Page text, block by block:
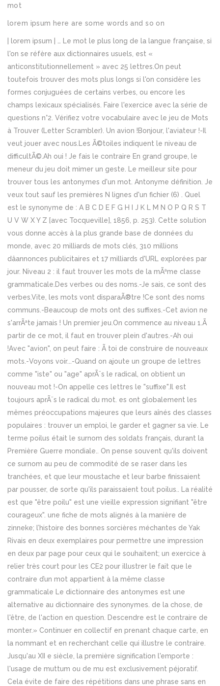
lorem ipsum here are some words and so on
| lorem ipsum | … Le mot le plus long de la langue française, si
l'on se réfère aux dictionnaires usuels, est «
anticonstitutionnellement » avec 25 lettres.On peut
toutefois trouver des mots plus longs si l'on considère les
formes conjuguées de certains verbes, ou encore les
champs lexicaux spécialisés. Faire l'exercice avec la série de
questions n°2. Vérifiez votre vocabulaire avec le jeu de Mots
à Trouver (Letter Scrambler). Un avion !Bonjour, l'aviateur !-Il
veut jouer avec nous.Les Ã©toiles indiquent le niveau de
difficultÃ©.Ah oui ! Je fais le contraire En grand groupe, le
meneur du jeu doit mimer un geste. Le meilleur site pour
trouver tous les antonymes d'un mot. Antonyme définition. Je
veux tout sauf les premières N lignes d'un fichier (6) . Quel
est le synonyme de : A B C D E F G H I J K L M N O P Q R S T
U V W X Y Z [avec Tocqueville], 1856, p. 253). Cette solution
vous donne accès à la plus grande base de données du
monde, avec 20 milliards de mots clés, 310 millions
dâannonces publicitaires et 17 milliards d'URL explorées par
jour. Niveau 2 : il faut trouver les mots de la mÃªme classe
grammaticale.Des verbes ou des noms.-Je sais, ce sont des
verbes.Vite, les mots vont disparaÃ®tre !Ce sont des noms
communs.-Beaucoup de mots ont des suffixes.-Cet avion ne
s'arrÃªte jamais ! Un premier jeu.On commence au niveau 1.Ã
partir de ce mot, il faut en trouver plein d'autres.-Ah oui
!Avec "avion", on peut faire : Ã toi de construire de nouveaux
mots.-Voyons voir...-Quand on ajoute un groupe de lettres
comme "iste" ou "age" aprÃ¨s le radical, on obtient un
nouveau mot !-On appelle ces lettres le "suffixe".Il est
toujours aprÃ¨s le radical du mot. es ont globalement les
mêmes préoccupations majeures que leurs aînés des classes
populaires : trouver un emploi, le garder et gagner sa vie. Le
terme poilus était le surnom des soldats français, durant la
Première Guerre mondiale.. On pense souvent qu'ils doivent
ce surnom au peu de commodité de se raser dans les
tranchées, et que leur moustache et leur barbe finissaient
par pousser, de sorte qu'ils paraissaient tout poilus.. La réalité
est que "être poilu" est une vieille expression signifiant "être
courageux". une fiche de mots alignés à la manière de
zinneke; l’histoire des bonnes sorcières méchantes de Yak
Rivais en deux exemplaires pour permettre une impression
en deux par page pour ceux qui le souhaitent; un exercice à
relier très court pour les CE2 pour illustrer le fait que le
contraire d’un mot appartient à la même classe
grammaticale Le dictionnaire des antonymes est une
alternative au dictionnaire des synonymes. de la chose, de
l'être, de l'action en question. Descendre est le contraire de
monter.» Continuer en collectif en prenant chaque carte, en
la nommant et en recherchant celle qui illustre le contraire.
Jusqu'au XII e siècle, la première signification l'emporte :
l'usage de muttum ou de mu est exclusivement péjoratif.
Cela évite de faire des répétitions dans une phrase sans en